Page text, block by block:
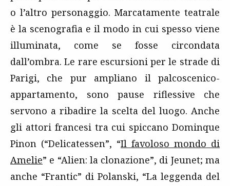
o l’altro personaggio. Marcatamente teatrale
è la scenografia e il modo in cui spesso viene
illuminata, come se fosse circondata
dall’ombra. Le rare escursioni per le strade di
Parigi, che pur ampliano il palcoscenico-
appartamento, sono pause riflessive che
servono a ribadire la scelta del luogo. Anche
gli attori francesi tra cui spiccano Dominque
Pinon (“Delicatessen”, “Il favoloso mondo di
Amelie” e “Alien: la clonazione”, di Jeunet; ma
anche “Frantic” di Polanski, “La leggenda del